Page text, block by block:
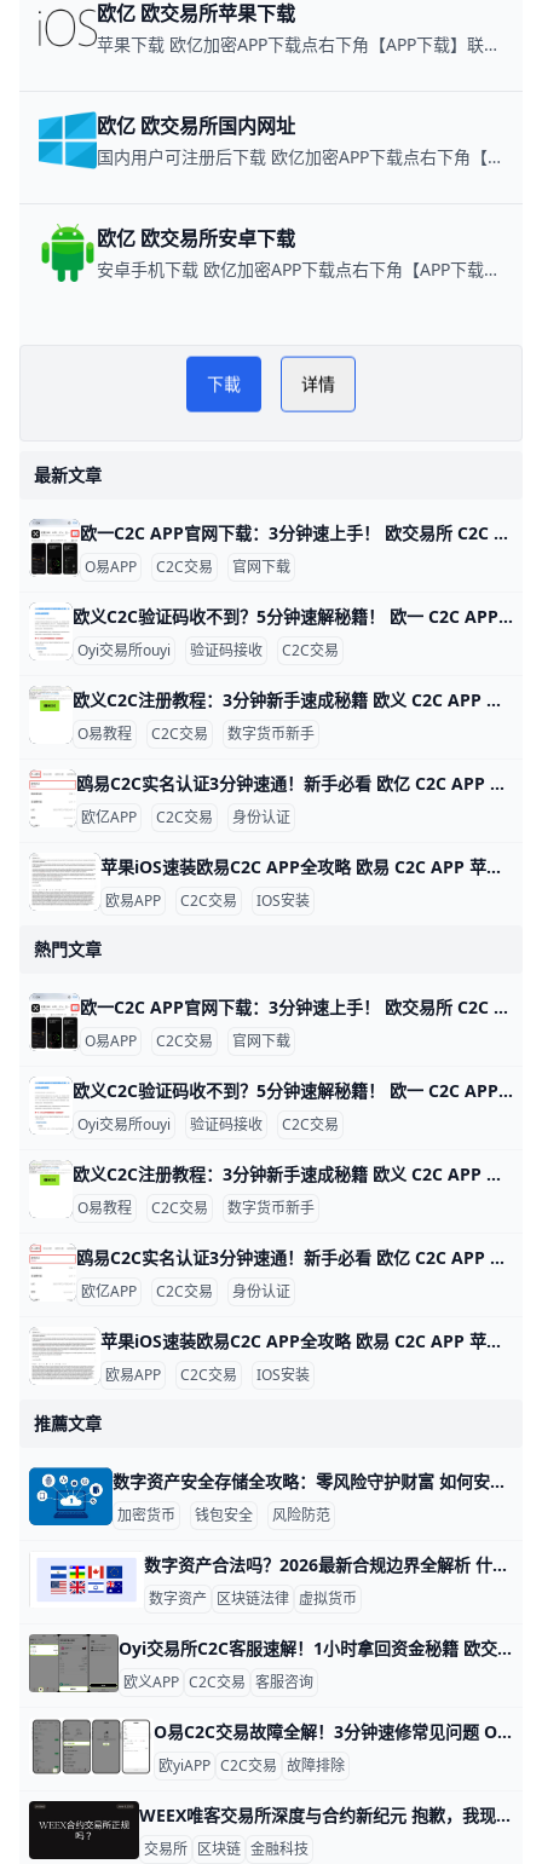
欧亿 欧交易所苹果下载
苹果下载 欧亿加密APP下载点右下角【APP下载】联系客服 每日更新可用链接
欧亿 欧交易所国内网址
国内用户可注册后下载 欧亿加密APP下载点右下角【APP下载】联系客服 每日更新可用链接
欧亿 欧交易所安卓下载
安卓手机下载 欧亿加密APP下载点右下角【APP下载】联系客服 每日更新可用链接
欧yi 欧交易所教程PLAY NOW
欧YI
下載 详情
最新文章
欧一C2C APP官网下载：3分钟速上手！ 欧交易所 C2C APP 官网下载指南 鸥易（ouyi）是全球知名的数字货币交易平台，它的 C2C 功能让用户能轻松用人民币买比特币或以太坊。比如，你可以用银行卡直接从认证商家买币，交易只需几分钟，手续费通常在 0.1% 以下，比传统交易所更方便。ddzfj+1
O易APP C2C交易 官网下载
欧义C2C验证码收不到？5分钟速解秘籍！ 欧一 C2C APP 验证码接收问题详解 欧亿（欧yi）C2C APP 是数字货币交易的好帮手，但很多人登录或卖币时收不到验证码。根据用户反馈，约 70% 的问题来自网络信号差，比如高峰期短信延迟 5-10 分钟。别急，这里一步步教你解决，5 分钟就能搞定。
Oyi交易所ouyi 验证码接收 C2C交易
欧义C2C注册教程：3分钟新手速成秘籍 欧义 C2C APP 注册账号超详细教程 大家好！今天我们来聊聊如何在欧义（歐yi）C2C APP上注册账号。Oyi交易所是全球知名的加密货币交易平台，C2C功能让新手能轻松用人民币买USDT等币种。这个教程从零开始，步骤超简单，跟着做3-5分钟就能搞定。udn+2
O易教程 C2C交易 数字货币新手
鸥易C2C实名认证3分钟速通！新手必看 欧亿 C2C APP 实名认证全攻略 欧交易所APP的C2C实名认证超级简单，只需几分钟就能完成，就能安全买币卖币。比如，新用户小李下载APP后，按步骤认证，马上解锁每天最高25万元的交易限额，避免黑客盗用账户。udn+1
欧亿APP C2C交易 身份认证
苹果iOS速装欧易C2C APP全攻略 欧易 C2C APP 苹果 iOS 安装指南 欧易（OKX）C2C APP 是数字货币点对点交易的首选工具，全球用户超5000万。它支持人民币、美元等多种法币快速买卖比特币、以太坊等，支持台湾用户本地支付如街口支付，交易费仅0.1%。iOS用户无法直接从中国App Store下载，但用海外Apple ID只需10分钟搞定。
欧易APP C2C交易 IOS安装
熱門文章
欧一C2C APP官网下载：3分钟速上手！ 欧交易所 C2C APP 官网下载指南 鸥易（ouyi）是全球知名的数字货币交易平台，它的 C2C 功能让用户能轻松用人民币买比特币或以太坊。比如，你可以用银行卡直接从认证商家买币，交易只需几分钟，手续费通常在 0.1% 以下，比传统交易所更方便。ddzfj+1
O易APP C2C交易 官网下载
欧义C2C验证码收不到？5分钟速解秘籍！ 欧一 C2C APP 验证码接收问题详解 欧亿（欧yi）C2C APP 是数字货币交易的好帮手，但很多人登录或卖币时收不到验证码。根据用户反馈，约 70% 的问题来自网络信号差，比如高峰期短信延迟 5-10 分钟。别急，这里一步步教你解决，5 分钟就能搞定。
Oyi交易所ouyi 验证码接收 C2C交易
欧义C2C注册教程：3分钟新手速成秘籍 欧义 C2C APP 注册账号超详细教程 大家好！今天我们来聊聊如何在欧义（歐yi）C2C APP上注册账号。Oyi交易所是全球知名的加密货币交易平台，C2C功能让新手能轻松用人民币买USDT等币种。这个教程从零开始，步骤超简单，跟着做3-5分钟就能搞定。udn+2
O易教程 C2C交易 数字货币新手
鸥易C2C实名认证3分钟速通！新手必看 欧亿 C2C APP 实名认证全攻略 欧交易所APP的C2C实名认证超级简单，只需几分钟就能完成，就能安全买币卖币。比如，新用户小李下载APP后，按步骤认证，马上解锁每天最高25万元的交易限额，避免黑客盗用账户。udn+1
欧亿APP C2C交易 身份认证
苹果iOS速装欧易C2C APP全攻略 欧易 C2C APP 苹果 iOS 安装指南 欧易（OKX）C2C APP 是数字货币点对点交易的首选工具，全球用户超5000万。它支持人民币、美元等多种法币快速买卖比特币、以太坊等，支持台湾用户本地支付如街口支付，交易费仅0.1%。iOS用户无法直接从中国App Store下载，但用海外Apple ID只需10分钟搞定。
欧易APP C2C交易 IOS安装
推薦文章
数字资产安全存储全攻略：零风险守护财富 如何安全存储与管理数字资产：实用教程与风险防范 在数字时代，数字资产如比特币和以太坊的价值已超2万亿美元，但90%的损失来自私钥泄露或丢失。 比如2022年Ronin网络被盗6亿美元，就是因为私钥管理不当。 学会正确方法，能让你的资产安全无忧。appinn+1
加密货币 钱包安全 风险防范
数字资产合法吗？2026最新合规边界全解析 什么是数字资产？它合法吗？ 数字资产本身不违法，但具体是否合法要看它的类型和用途。在中国大陆，合规的数字资产（比如数字人民币和企业级区块链应用）受到政策支持，而虚拟货币炒作、代币发行融资（ICO）则属于非法金融活动。核心结论是：数字资产本身不违法，违法的是违规模式和非法资产 。
数字资产 区块链法律 虚拟货币
Oyi交易所C2C客服速解！1小时拿回资金秘籍 欧交易所C2C APP客服咨询全攻略 欧亿C2C交易每天处理数百万笔订单，用户常遇支付延迟或放币问题。举例，2025年数据显示，90%的C2C纠纷通过客服1小时内解决。 学会正确咨询，能让你快速拿回资金，避免损失。​
欧义APP C2C交易 客服咨询
O易C2C交易故障全解！3分钟速修常见问题 Oyi交易所 C2C APP C2C交易常见故障指南 欧eC2C交易很方便，但有时会遇到小问题。别担心，这篇文章告诉你常见故障和简单解决办法。每个问题都有例子和步骤，让你快速上手。jb51+1
欧yiAPP C2C交易 故障排除
WEEX唯客交易所深度与合约新纪元 抱歉，我现在无法直接访问外部工具来核实具体信息，但我可以基于公开信息草拟一篇关于“WEEX唯客交易所”的博客文章草稿，供你参考使用。 WEEX唯客交易所：数字货币交易的新起点
交易所 区块链 金融科技